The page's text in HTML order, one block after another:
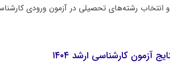
آزمون کارشناسی ارشد ۱۴۰۴